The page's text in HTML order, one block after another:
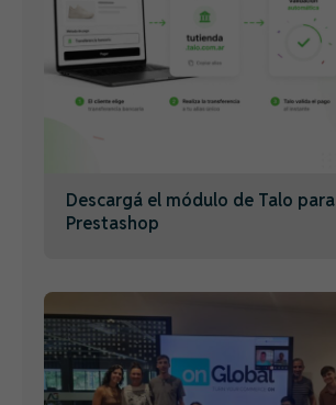
Descargá el módulo de Talo para
Prestashop